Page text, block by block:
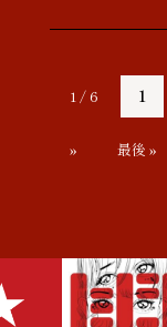
1 / 6 1
» 最後 »